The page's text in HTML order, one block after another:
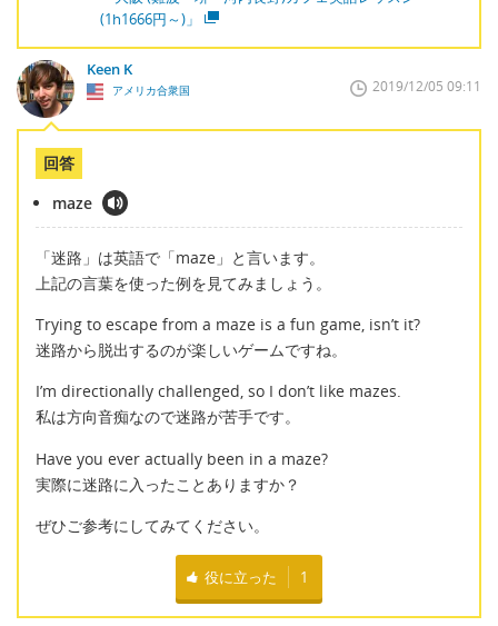
(1h1666円～)」
Keen K
アメリカ合衆国 2019/12/05 09:11
回答
maze
「迷路」は英語で「maze」と言います。
上記の言葉を使った例を見てみましょう。
Trying to escape from a maze is a fun game, isn’t it?
迷路から脱出するのが楽しいゲームですね。
I’m directionally challenged, so I don’t like mazes.
私は方向音痴なので迷路が苦手です。
Have you ever actually been in a maze?
実際に迷路に入ったことありますか？
ぜひご参考にしてみてください。
役に立った 1